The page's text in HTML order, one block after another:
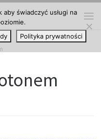
świadczyć usługi na
Polityka prywatności